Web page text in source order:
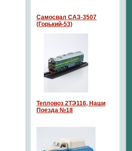
Самосвал САЗ-3507
(Горький-53)
Тепловоз 2ТЭ116, Наши
Поезда №18